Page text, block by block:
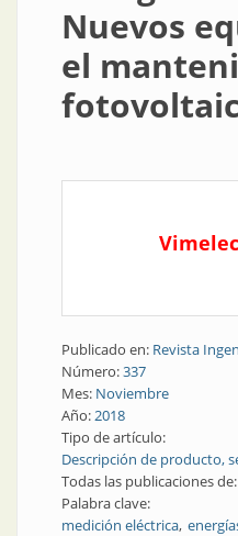
Nuevos
el
Vimelec
Publicado en: Revista
Número:337
Mes: Noviembre
Año:2018
Tipo de artículo:
Descripción de producto,
Todas las publicaciones de:
Palabra clave:
medición eléctrica